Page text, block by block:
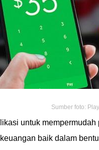
Sumber foto:
untuk
baik dalam